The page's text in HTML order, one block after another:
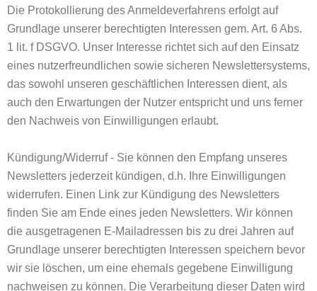
Die Protokollierung des Anmeldeverfahrens erfolgt auf
Grundlage unserer berechtigten Interessen gem. Art. 6 Abs.
1 lit. f DSGVO. Unser Interesse richtet sich auf den Einsatz
eines nutzerfreundlichen sowie sicheren Newslettersystems,
das sowohl unseren geschäftlichen Interessen dient, als
auch den Erwartungen der Nutzer entspricht und uns ferner
den Nachweis von Einwilligungen erlaubt.
Kündigung/Widerruf - Sie können den Empfang unseres
Newsletters jederzeit kündigen, d.h. Ihre Einwilligungen
widerrufen. Einen Link zur Kündigung des Newsletters
finden Sie am Ende eines jeden Newsletters. Wir können
die ausgetragenen E-Mailadressen bis zu drei Jahren auf
Grundlage unserer berechtigten Interessen speichern bevor
wir sie löschen, um eine ehemals gegebene Einwilligung
nachweisen zu können. Die Verarbeitung dieser Daten wird